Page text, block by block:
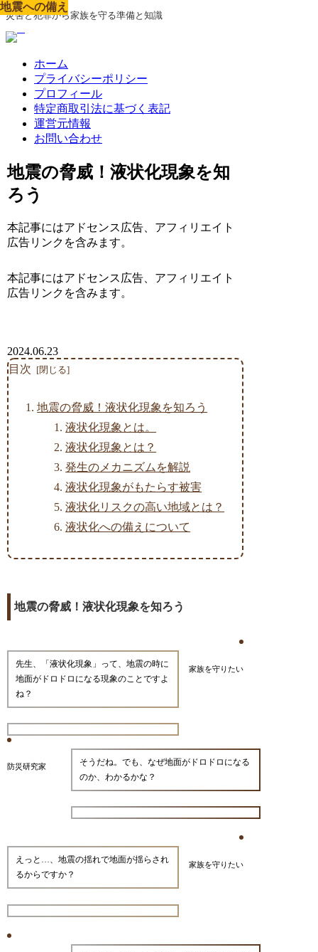
災害と犯罪から家族を守る準備と知識
ホーム
プライバシーポリシー
プロフィール
特定商取引法に基づく表記
運営元情報
お問い合わせ
地震の脅威！液状化現象を知
ろう
本記事にはアドセンス広告、アフィリエイト
広告リンクを含みます。
本記事にはアドセンス広告、アフィリエイト
広告リンクを含みます。
地震への備え
2024.06.23
目次
地震の脅威！液状化現象を知ろう
液状化現象とは。
液状化現象とは？
発生のメカニズムを解説
液状化現象がもたらす被害
液状化リスクの高い地域とは？
液状化への備えについて
地震の脅威！液状化現象を知ろう
家族を守りたい
先生、「液状化現象」って、地震の時に
地面がドロドロになる現象のことですよ
ね？
防災研究家
そうだね。でも、なぜ地面がドロドロになる
のか、わかるかな？
家族を守りたい
えっと…、地震の揺れで地面が揺らされ
るからですか？
地震への備え
地震への備え
地震への備え
地震への備え
地震への備え
地震への備え
地震への備え
地震への備え